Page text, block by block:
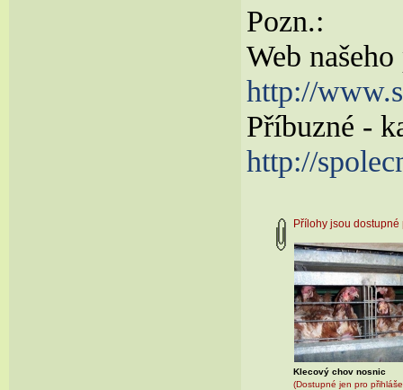
Pozn.:
Web
http://
Příbuzné -
http://
Přílohy jsou
Klecový chov nosnic
(Dostupné jen pro